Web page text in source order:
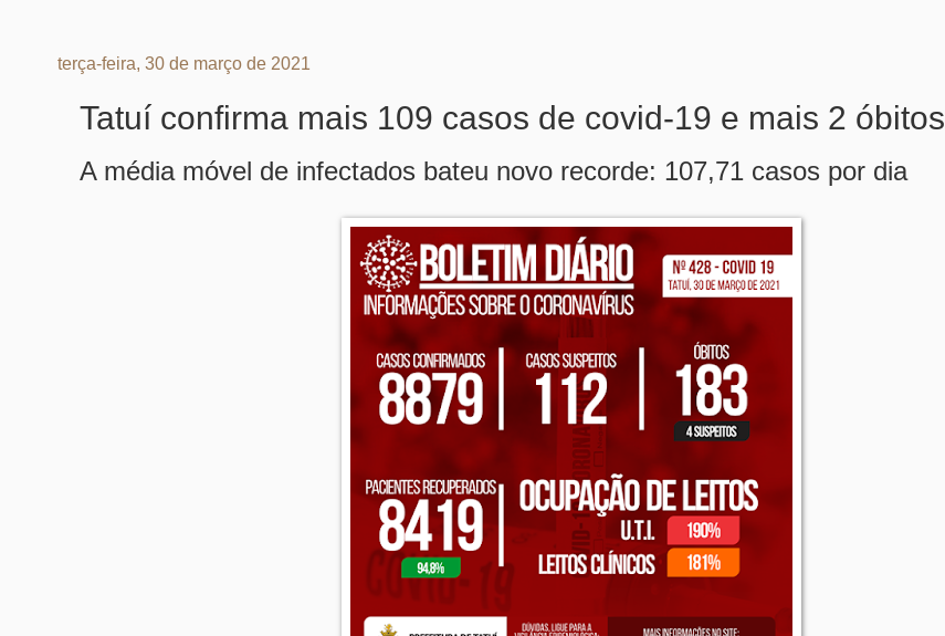
terça-feira, 30 de março de 2021
Tatuí confirma mais 109 casos de covid-19 e mais 2 óbitos
A média móvel de infectados bateu novo recorde: 107,71 casos por dia